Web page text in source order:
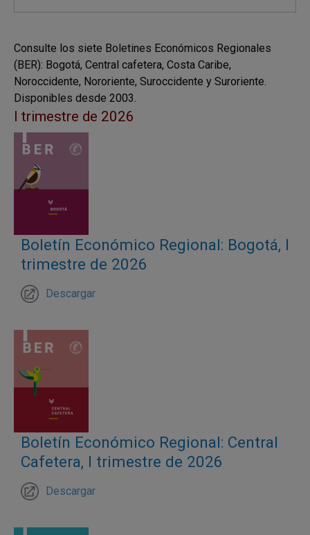
Consulte los siete Boletines Económicos Regionales
(BER): Bogotá, Central cafetera, Costa Caribe,
Noroccidente, Nororiente, Suroccidente y Suroriente.
Disponibles desde 2003.
I trimestre de 2026
Boletín Económico Regional: Bogotá, I
trimestre de 2026
Descargar
Boletín Económico Regional: Central
Cafetera, I trimestre de 2026
Descargar